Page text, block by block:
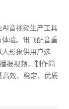
音视频生产工具
验。讯飞配音重
形象供用户选
报视频，制作简
效、稳定、优质